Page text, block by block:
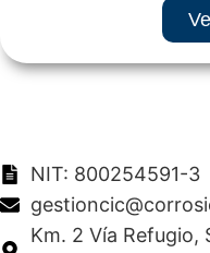
NIT: 800254591-3
Km. 2 Vía Refugio,